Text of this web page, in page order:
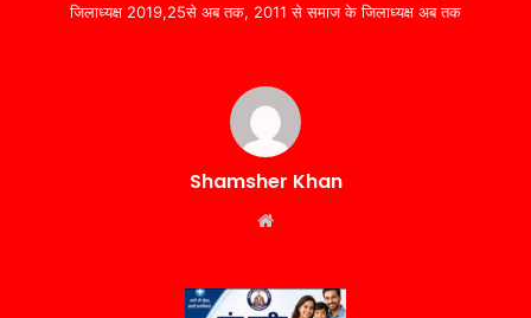
जिलाध्यक्ष 2019,25से अब तक, 2011 से समाज के जिलाध्यक्ष अब तक
Shamsher Khan